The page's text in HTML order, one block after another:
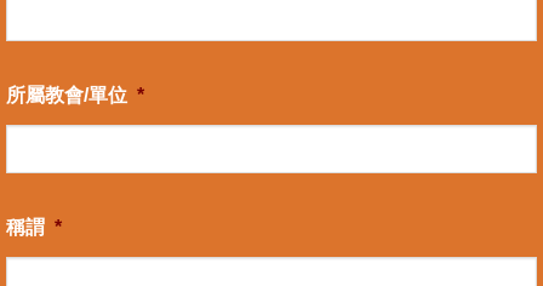
所屬教會/單位 *
稱謂 *